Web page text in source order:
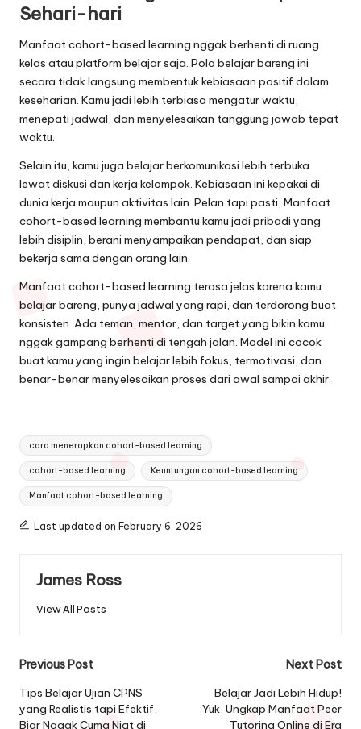
Sehari-hari
Manfaat cohort-based learning nggak berhenti di ruang
kelas atau platform belajar saja. Pola belajar bareng ini
secara tidak langsung membentuk kebiasaan positif dalam
keseharian. Kamu jadi lebih terbiasa mengatur waktu,
menepati jadwal, dan menyelesaikan tanggung jawab tepat
waktu.
Selain itu, kamu juga belajar berkomunikasi lebih terbuka
lewat diskusi dan kerja kelompok. Kebiasaan ini kepakai di
dunia kerja maupun aktivitas lain. Pelan tapi pasti, Manfaat
cohort-based learning membantu kamu jadi pribadi yang
lebih disiplin, berani menyampaikan pendapat, dan siap
bekerja sama dengan orang lain.
Manfaat cohort-based learning terasa jelas karena kamu
belajar bareng, punya jadwal yang rapi, dan terdorong buat
konsisten. Ada teman, mentor, dan target yang bikin kamu
nggak gampang berhenti di tengah jalan. Model ini cocok
buat kamu yang ingin belajar lebih fokus, termotivasi, dan
benar-benar menyelesaikan proses dari awal sampai akhir.
Tags:
cara menerapkan cohort-based learning
cohort-based learning Keuntungan cohort-based learning
Manfaat cohort-based learning
Last updated on February 6, 2026
James Ross
View All Posts
Post
navigation
Previous Post
Tips Belajar Ujian CPNS
yang Realistis tapi Efektif,
Biar Nggak Cuma Niat di
Next Post
Belajar Jadi Lebih Hidup!
Yuk, Ungkap Manfaat Peer
Tutoring Online di Era